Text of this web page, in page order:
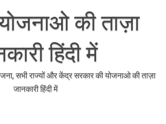
की ताज़ा
हिंदी में
सभी राज्यों और केंद्र सरकार की योजनाओ की ताज़ा
जानकारी हिंदी में